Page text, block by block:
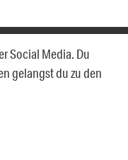
Social Media. Du
gelangst du zu den